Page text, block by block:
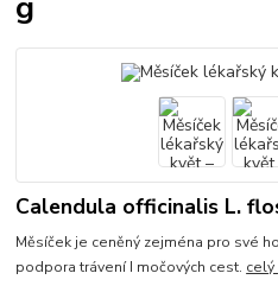
Calendula officinalis L.
Měsíček je ceněný zejména pro své
podpora trávení I močových cest.